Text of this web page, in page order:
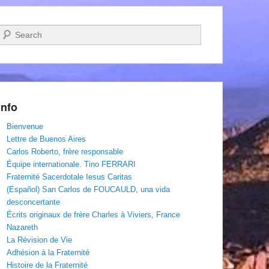
Recherche
Bienvenue
Lettre de Buenos Aires
Carlos Roberto, frère responsable
Équipe internationale. Tino FERRARI
Fraternité Sacerdotale Iesus Caritas
(Español) San Carlos de FOUCAULD, una vida
desconcertante
Écrits originaux de frère Charles à Viviers, France
Nazareth
La Révision de Vie
Adhésion à la Fraternité
Histoire de la Fraternité